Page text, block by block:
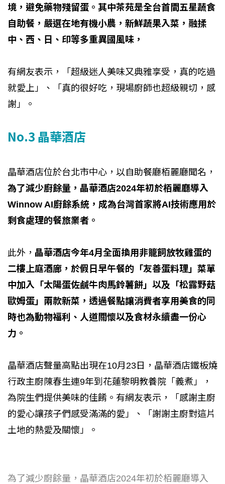
境，避免藥物殘留蛋。其中茶苑是全台首間五星蔬食
自助餐，嚴選在地有機小農，新鮮蔬果入菜，融揉
中、西、日、印等多重異國風味，
有網友表示，「超級迷人美味又典雅享受，真的吃過
就愛上」、「真的很好吃，現場廚師也超級親切，感
謝」。
No.3 晶華酒店
晶華酒店位於台北市中心，以自助餐廳栢麗廳聞名，
為了減少廚餘量，晶華酒店2024年初於栢麗廳導入
Winnow AI廚餘系統，成為台灣首家將AI技術應用於
剩食處理的餐旅業者。
此外， 晶華酒店今年4月全面換用非籠飼放牧雞蛋的
二樓上庭酒廊，於假日早午餐的「友善蛋料理」菜單
中加入「太陽蛋佐鹹牛肉馬鈴薯餅」以及「松露野菇
歐姆蛋」兩款新菜，透過餐點讓消費者享用美食的同
時也為動物福利、人道關懷以及食材永續盡一份心
力。
晶華酒店聲量高點出現在10月23日，晶華酒店鐵板燒
行政主廚陳春生連9年到花蓮黎明教養院「義煮」，
為院生們提供美味的佳餚。有網友表示，「感謝主廚
的愛心讓孩子們感受滿滿的愛」、「謝謝主廚對這片
土地的熱愛及關懷」。
為了減少廚餘量，晶華酒店2024年初於栢麗廳導入